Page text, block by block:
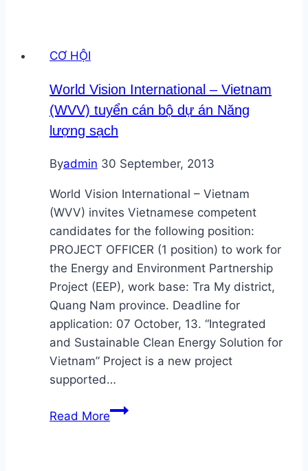
Thạc
sỹ
Năng
tái
tạo
tại
USTH
CƠ HỘI
World Vision International – Vietnam
(WVV) tuyển cán bộ dự án Năng
lượng sạch
Byadmin 30 September, 2013
World Vision International – Vietnam
(WVV) invites Vietnamese competent
candidates for the following position:
PROJECT OFFICER (1 position) to work for
the Energy and Environment Partnership
Project (EEP), work base: Tra My district,
Quang Nam province. Deadline for
application: 07 October, 13. “Integrated
and Sustainable Clean Energy Solution for
Vietnam” Project is a new project
supported…
Read MoreWorld